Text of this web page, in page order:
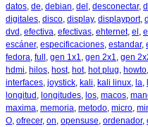
datos, de, debian, del , desconectar,
digitales, disco, display, displayport,
dvd , efectiva, efectivas, ehternet, el ,
escáner, especificaciones, estandar,
fedora, full , gen 1x1, gen 2x1, gen
hdmi, hilos, host, hot, hot plug, howto,
interfaces, joystick, kali, kali linux, la,
longitud , longitudes, los, macos,
maxima, memoria, metodo, micro,
O, ofrecer, on, opensuse, ordenador,